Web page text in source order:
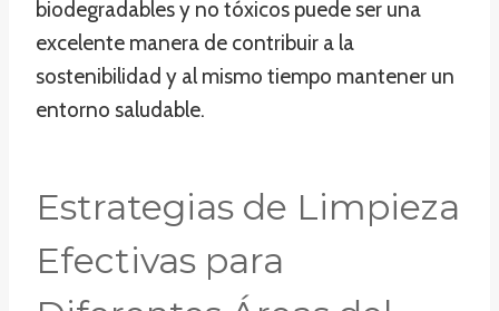
biodegradables y no tóxicos puede ser una
excelente manera de contribuir a la
sostenibilidad y al mismo tiempo mantener un
entorno saludable.
Estrategias de Limpieza
Efectivas para